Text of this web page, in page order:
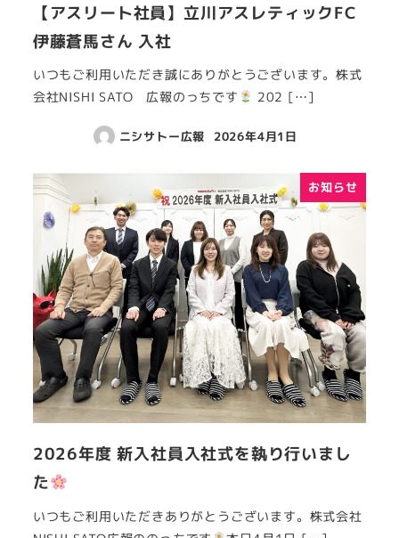
【アスリート社員】立川アスレティックFC
伊藤蒼馬さん 入社
いつもご利用いただき誠にありがとうございます。株式
会社NISHI SATO 広報のっちです
202 […]
ニシサトー広報 2026年4月1日
お知らせ
2026年度 新入社員入社式を執り行いまし
た
いつもご利用いただきありがとうございます。株式会社